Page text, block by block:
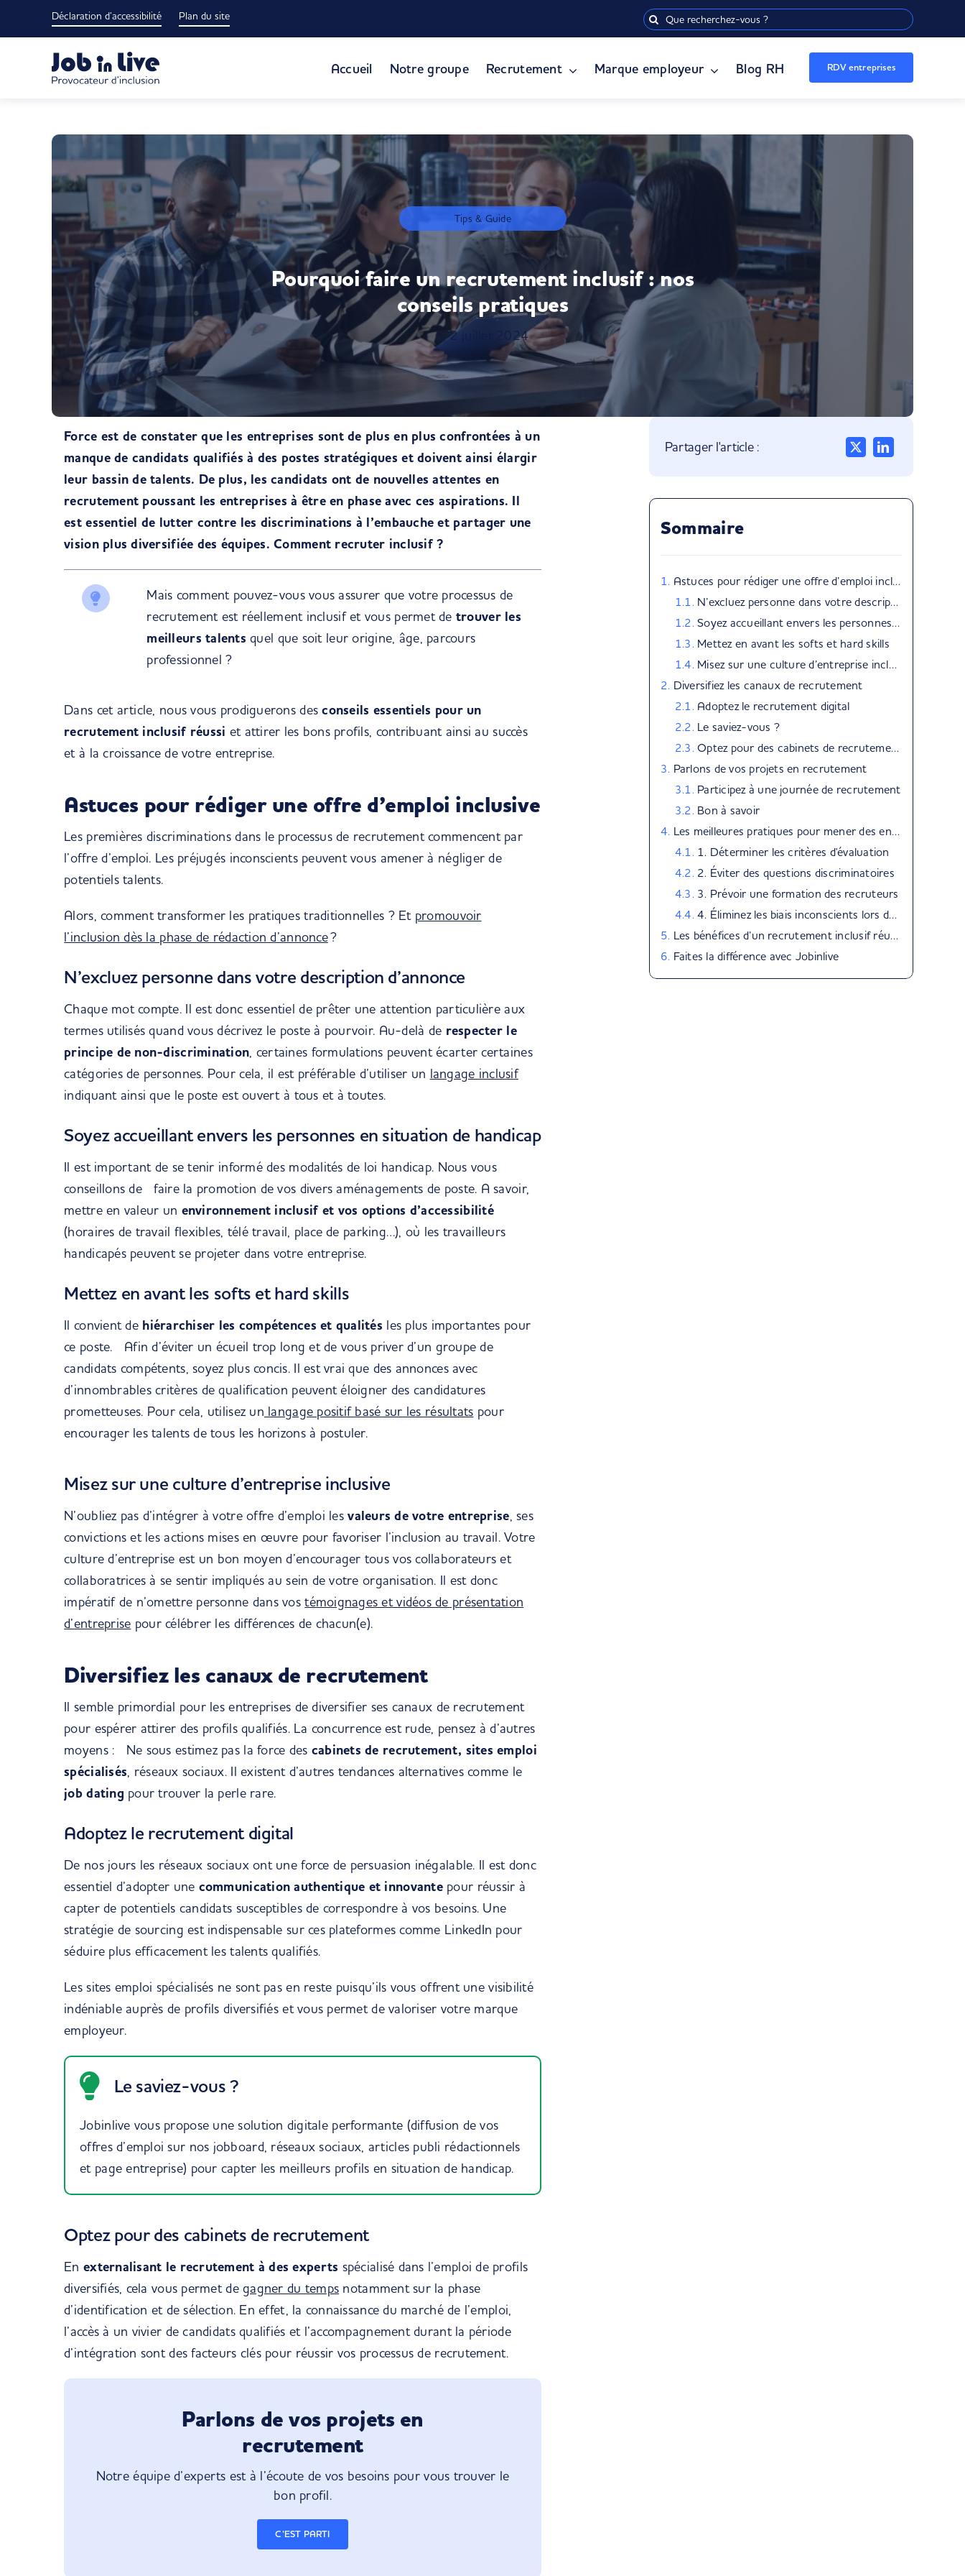
Déclaration d’accessibilité Plan du site Rechercher:
Accueil Notre groupe Recrutement Marque employeur Blog RH RDV entreprises
Tips & Guide
Pourquoi faire un recrutement inclusif : nos
conseils pratiques
le 2 juillet 2024
Force est de constater que les entreprises sont de plus en plus confrontées à un
manque de candidats qualifiés à des postes stratégiques et doivent ainsi élargir
leur bassin de talents. De plus, les candidats ont de nouvelles attentes en
recrutement poussant les entreprises à être en phase avec ces aspirations. Il
est essentiel de lutter contre les discriminations à l’embauche et partager une
vision plus diversifiée des équipes. Comment recruter inclusif ?
Mais comment pouvez-vous vous assurer que votre processus de
recrutement est réellement inclusifet vous permet de trouver les
meilleurs talents quel que soit leur origine, âge, parcours
professionnel ?
Dans cet article, nous vous prodiguerons desconseils essentiels pour un
recrutement inclusif réussi et attirer les bons profils, contribuant ainsi au succès
et à la croissance de votre entreprise.
Astuces pour rédiger une offre d’emploi inclusive
Les premières discriminations dans le processus de recrutement commencent par
l’offre d’emploi. Les préjugés inconscients peuvent vous amener à négliger de
potentiels talents.
Alors, comment transformer les pratiques traditionnelles ? Et promouvoir
l’inclusion dès la phase de rédaction d’annonce?
N’excluez personne dans votre description d’annonce
Chaque mot compte. Il est donc essentiel de prêter une attention particulière aux
termes utilisés quand vous décrivez le poste à pourvoir. Au-delà de respecter le
principe de non-discrimination, certaines formulations peuvent écarter certaines
catégories de personnes. Pour cela, il est préférable d’utiliser un langage inclusif
indiquant ainsi que le poste est ouvert à tous et à toutes.
Soyez accueillant envers les personnes en situation de handicap
Il est important de se tenir informé des modalités de loi handicap. Nous vous
conseillons de faire la promotion de vos divers aménagements de poste. A savoir,
mettre en valeur un environnement inclusif et vos options d’accessibilité
(horaires de travail flexibles, télé travail, place de parking…), où les travailleurs
handicapés peuvent se projeter dans votre entreprise.
Mettez en avant les softs et hard skills
Il convient de hiérarchiser les compétences et qualités les plus importantes pour
ce poste. Afin d’éviter un écueil trop long et de vous priver d’un groupe de
candidats compétents, soyez plus concis. Il est vrai que des annonces avec
d’innombrables critères de qualification peuvent éloigner des candidatures
prometteuses. Pour cela, utilisez un langage positif basé sur les résultats pour
encourager les talents de tous les horizons à postuler.
Misez sur une culture d’entreprise inclusive
N’oubliez pas d’intégrer à votre offre d’emploi lesvaleurs de votre entreprise, ses
convictions et les actions mises en œuvre pour favoriser l’inclusion au travail.Votre
culture d’entreprise est un bon moyen d’encourager tous vos collaborateurs et
collaboratrices à se sentir impliqués au sein de votre organisation. Il est donc
impératif de n’omettre personne dans vostémoignages et vidéos de présentation
d’entreprise pour célébrer les différences de chacun(e).
Diversifiez les canaux de recrutement
Il semble primordial pour les entreprises de diversifier ses canaux de recrutement
pour espérer attirer des profils qualifiés. La concurrence est rude, pensez à d’autres
moyens : Ne sous estimez pas la force des cabinets de recrutement, sites emploi
spécialisés, réseaux sociaux. Il existent d’autres tendances alternatives comme le
job dating pour trouver la perle rare.
Adoptez le recrutement digital
De nos jours les réseaux sociaux ont une force de persuasion inégalable. Il est donc
essentiel d’adopter une communication authentique et innovantepour réussir à
capter de potentiels candidats susceptibles de correspondre à vos besoins. Une
stratégie de sourcing est indispensable sur ces plateformes comme LinkedIn pour
séduire plus efficacement les talents qualifiés.
Les sites emploi spécialisés ne sont pas en reste puisqu’ils vous offrent une visibilité
indéniable auprès de profils diversifiés et vous permet de valoriser votre marque
employeur.
Le saviez-vous ?
Jobinlive vous propose une solution digitale performante (diffusion de vos
offres d’emploi sur nos jobboard, réseaux sociaux, articles publi rédactionnels
et page entreprise) pour capter les meilleurs profils en situation de handicap.
Optez pour des cabinets de recrutement
En externalisant le recrutement à des experts spécialisé dans l’emploi de profils
diversifiés, cela vous permet degagner du temps notamment sur la phase
d’identification et de sélection. En effet, la connaissance du marché de l’emploi,
l’accès à un vivier de candidats qualifiés et l’accompagnement durant la période
d’intégration sont des facteurs clés pour réussir vos processus de recrutement.
Parlons de vos projets en
recrutement
Notre équipe d’experts est à l’écoute de vos besoins pour vous trouver le
bon profil.
C’EST PARTI
Partager l'article :
Sommaire
Astuces pour rédiger une offre d’emploi inclusive
N’excluez personne dans votre description d’annonce
Soyez accueillant envers les personnes en situation de handicap
Mettez en avant les softs et hard skills
Misez sur une culture d’entreprise inclusive
Diversifiez les canaux de recrutement
Adoptez le recrutement digital
Le saviez-vous ?
Optez pour des cabinets de recrutement
Parlons de vos projets en recrutement
Participez à une journée de recrutement
Bon à savoir
Les meilleures pratiques pour mener des entretiens inclusifs
1. Déterminer les critères d'évaluation
2. Éviter des questions discriminatoires
3. Prévoir une formation des recruteurs
4. Éliminez les biais inconscients lors de votre décision
Les bénéfices d’un recrutement inclusif réussi
Faites la différence avec Jobinlive